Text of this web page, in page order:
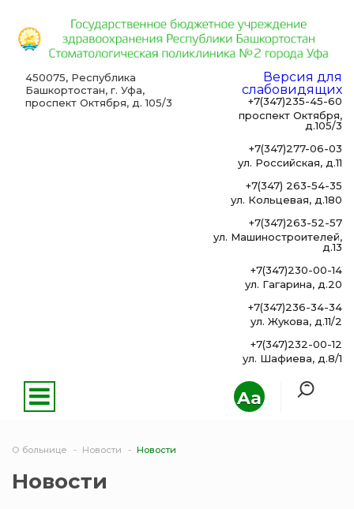
Aa
450075, Республика
Башкортостан, г. Уфа,
проспект Октября, д. 105/3
Версия для
слабовидящих
+7(347)235-45-60
проспект Октября,
д.105/3
+7(347)277-06-03
ул. Российская, д.11
+7(347) 263-54-35
ул. Кольцевая, д.180
+7(347)263-52-57
ул. Машиностроителей,
д.13
+7(347)230-00-14
ул. Гагарина, д.20
+7(347)236-34-34
ул. Жукова, д.11/2
+7(347)232-00-12
ул. Шафиева, д.8/1
О больнице Новости Новости
Новости